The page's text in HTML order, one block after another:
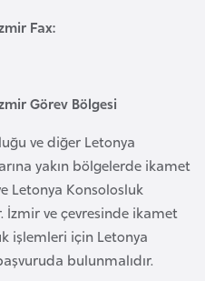
Fax:
Görev Bölgesi
ve diğer Letonya
yakın bölgelerde ikamet
Letonya Konsolosluk
ve çevresinde ikamet
işlemleri için Letonya
bulunmalıdır.